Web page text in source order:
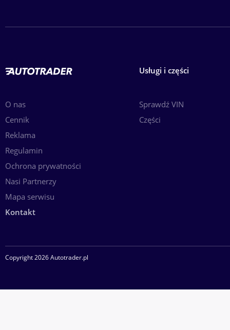
O nas
Cennik
Reklama
Regulamin
Ochrona prywatności
Nasi Partnerzy
Mapa serwisu
Kontakt
Usługi i części
Sprawdź VIN
Części
Copyright 2026 Autotrader.pl